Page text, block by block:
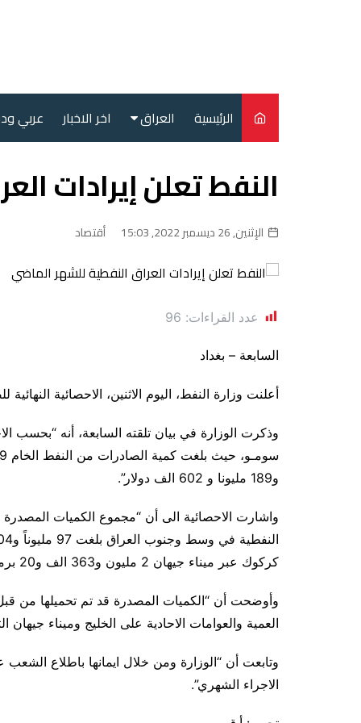
الرئيسية العراق
سياسة
محليات
اخر الاخبار عربي
النفط تعلن إيرادات
الإثنين, 26 ديسمبر 2022, 15:03 أقتصاد
عدد القراءات: 96
السابعة – بغداد
أعلنت وزارة النفط، اليوم الاثنين، الاحصائية
وذكرت الوزارة في بيان تلقته السابعة، أنه “بحسب
و189 مليونا و 602 الف دولار”.
واشارت الاحصائية الى أن “مجموع الكميات
كركوك عبر ميناء جيهان 2 مليون و363 الف و20 برميلا، وان معدل سعر البرميل الواحد بلغ 82.004 دولاراً”.
العمية والعوامات الاحادية على الخليج وميناء جيهان
وتابعت أن “الوزارة ومن خلال ايمانها باطلاع
الاجراء الشهري”.